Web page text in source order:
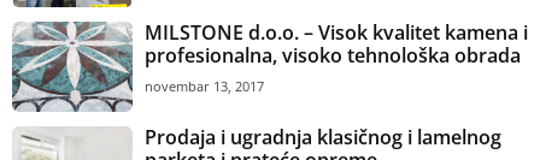
MILSTONE d.o.o. – Visok kvalitet kamena i
profesionalna, visoko tehnološka obrada
novembar 13, 2017
Prodaja i ugradnja klasičnog i lamelnog